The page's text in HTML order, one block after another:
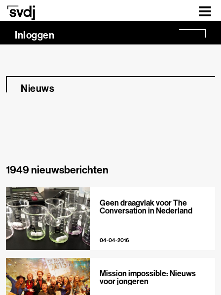
Naar hoofdinhoud
Inloggen
Nieuws
1949 nieuwsberichten
Geen draagvlak voor The
Conversation in Nederland
04-04-2016
Mission impossible: Nieuws
voor jongeren